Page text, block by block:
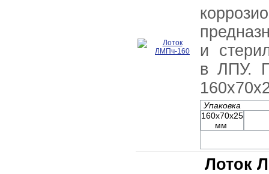
и
в ЛПУ.
Упаковка
160х70х25
мм
Лоток